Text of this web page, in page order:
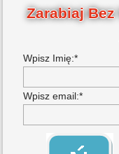
Zarabiaj
Wpisz Imię:*
Wpisz email:*